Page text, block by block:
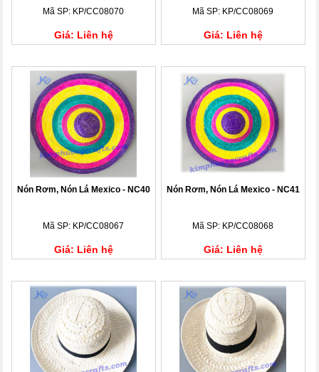
Mã SP: KP/CC08070
Giá: Liên hệ
Mã SP: KP/CC08069
Giá: Liên hệ
Nón Rơm, Nón Lá Mexico - NC40
Mã SP: KP/CC08067
Giá: Liên hệ
Nón Rơm, Nón Lá Mexico - NC41
Mã SP: KP/CC08068
Giá: Liên hệ